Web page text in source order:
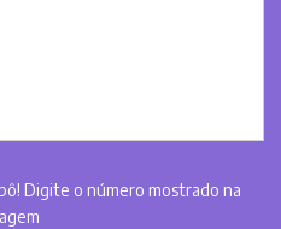
Digite o número mostrado na